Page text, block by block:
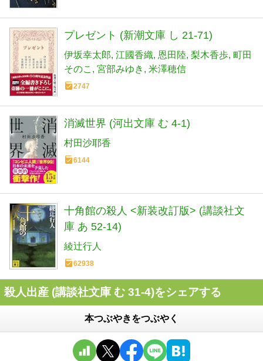
プレゼント (新潮文庫 し 21-71)
伊坂幸太郎 江國香織 恩田陸 梨木香歩 町田
そのこ
宮部みゆき 米澤穂信
2747
消滅世界 (河出文庫 む 4-1)
村田沙耶香
6144
十角館の殺人 <新装改訂版> (講談社文
庫 あ 52-14)
綾辻行人
62938
殺人出産 (講談社文庫 む 31-4)をシェアする
本つぶやきをつぶやく